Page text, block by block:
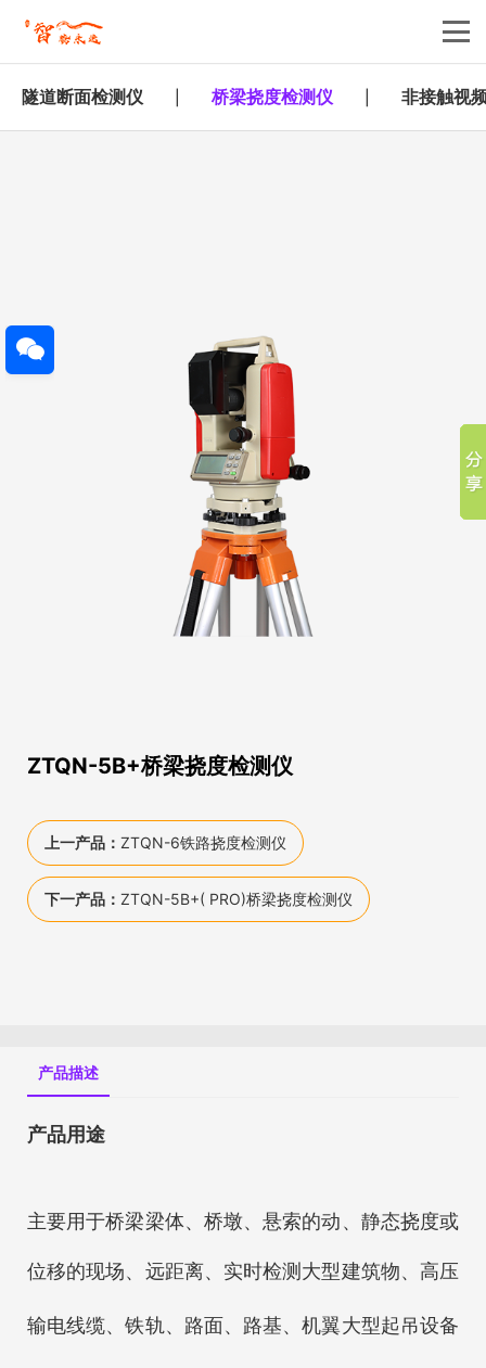
隧道断面检测仪 桥梁挠度检测仪 非接触视
ZTQN-5B+桥梁挠度检测仪
上一产品： ZTQN-6铁路挠度检测仪
下一产品： ZTQN-5B+( PRO)桥梁挠度检测仪
产品描述
产品用途
主要用于桥梁梁体、桥墩、悬索的动、静态挠度或
位移的现场、远距离、实时检测 大型建筑物、高压
输电线缆、铁轨、路面、路基、机翼大型起吊设备